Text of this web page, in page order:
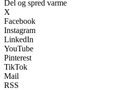
Del og spred varme
X
Facebook
Instagram
LinkedIn
YouTube
Pinterest
TikTok
Mail
RSS